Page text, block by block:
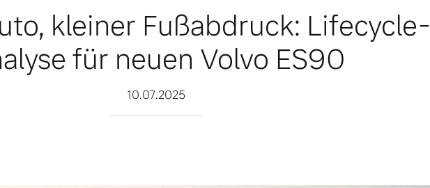
kleiner Fußabdruck: Lifecycle-
für neuen Volvo ES90
10.07.2025